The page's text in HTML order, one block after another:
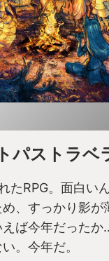
う疲れちゃって
る。わかる！わか
気持ち！ そんな子
はその子を見つけ
た。ごろごろ寝転
ると思わせた一
ける能力を使い
パストラベ
たRPG。面白い
、すっかり影が
ば今年だったか
。今年だ。